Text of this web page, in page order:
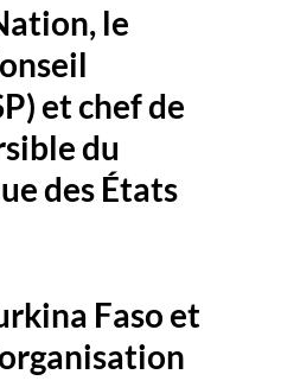
le
et chef de
du
des États
Faso et